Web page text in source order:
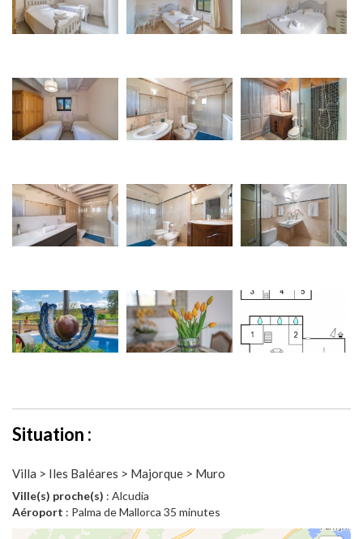
Situation :
Villa > Iles Baléares > Majorque > Muro
Ville(s) proche(s) : Alcudia
Aéroport : Palma de Mallorca 35 minutes